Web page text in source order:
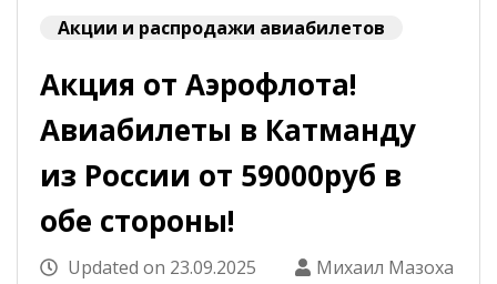
Акции и распродажи авиабилетов
Акция от Аэрофлота!
Авиабилеты в Катманду
из России от 59000руб в
обе стороны!
Updated on 23.09.2025 Михаил Мазоха